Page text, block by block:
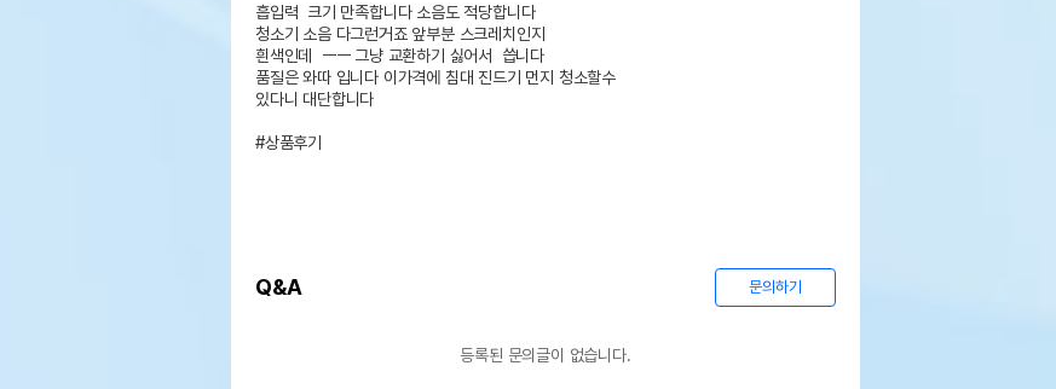
흡입력  크기 만족합니다 소음도 적당합니다
청소기 소음 다그런거죠 앞부분 스크레치인지
흰색인데  ㅡㅡ 그냥 교환하기 싫어서  씁니다
품질은 와따 입니다 이가격에 침대 진드기 먼지 청소할수
있다니 대단합니다
#상품후기
Q&A 문의하기
등록된 문의글이 없습니다.